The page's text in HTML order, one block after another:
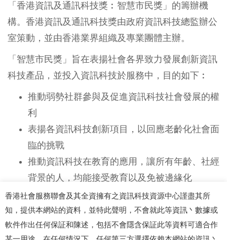
「香港資訊及通訊科技獎︰智慧市民獎」的籌辦機
構。香港資訊及通訊科技獎由政府資訊科技總監辦公
室策動，並由香港業界組織及專業團體主辦。
「智慧市民獎」旨在表揚社會各界致力發展創新資訊
科技產品，並投入資訊科技於服務中，目的如下︰
推動弱勢社群參與及促進資訊科技社會發展的權
利
表揚各資訊科技創新項目，以回應老齡化社會面
臨的挑戰
推動資訊科技在教育的應用，讓所有年齡、社經
背景的人，均能接受教育以及免被邊緣化
如欲了解「智慧市民獎」的詳情及最新資訊請瀏
覽 http://ictaward.hkcss.org.hk/ 。
香港社會服務聯會及其全資擁有之資訊科技資源中心謹盡其所
知，提供本網站的資料，並特此聲明，不會就此等資訊丶數據或
軟件作出任何保証和陳述，包括不會隱含保証此等資料可適合作